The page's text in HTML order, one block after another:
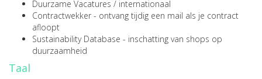
Duurzame Vacatures / internationaal
Contractwekker - ontvang tijdig een mail als je contract
afloopt
Sustainability Database - inschatting van shops op
duurzaamheid
Taal